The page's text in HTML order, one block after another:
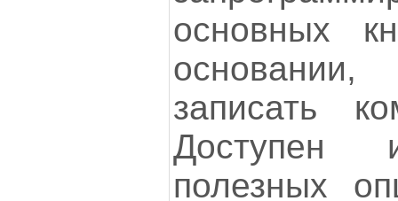
основных
записать
полезных